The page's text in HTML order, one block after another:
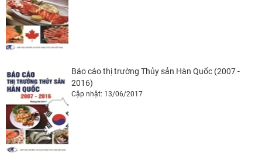
Báo cáo thị trường Thủy sản Hàn Quốc (2007 -
2016)
Cập nhật: 13/06/2017